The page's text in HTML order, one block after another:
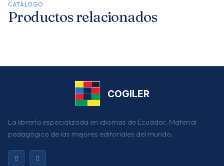
CATÁLOGO
Productos relacionados
COGILER
La librería especializada en idiomas de Ecuador. Material
pedagógico de las mejores editoriales del mundo.